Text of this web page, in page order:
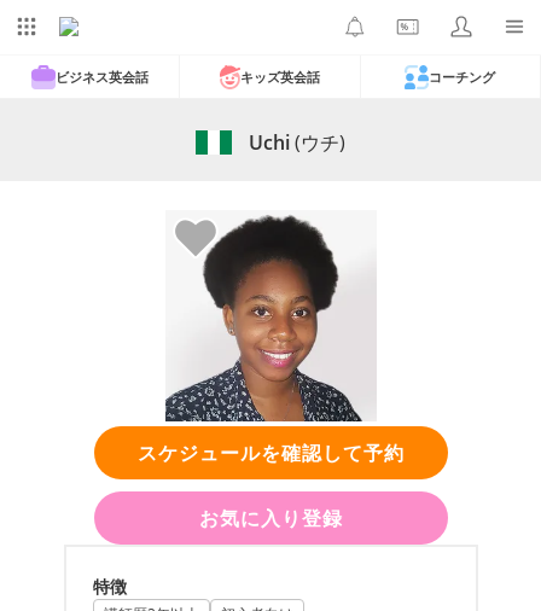
ビジネス英会話 キッズ英会話 コーチング
Uchi(ウチ)
スケジュールを確認して予約
お気に入り登録
特徴